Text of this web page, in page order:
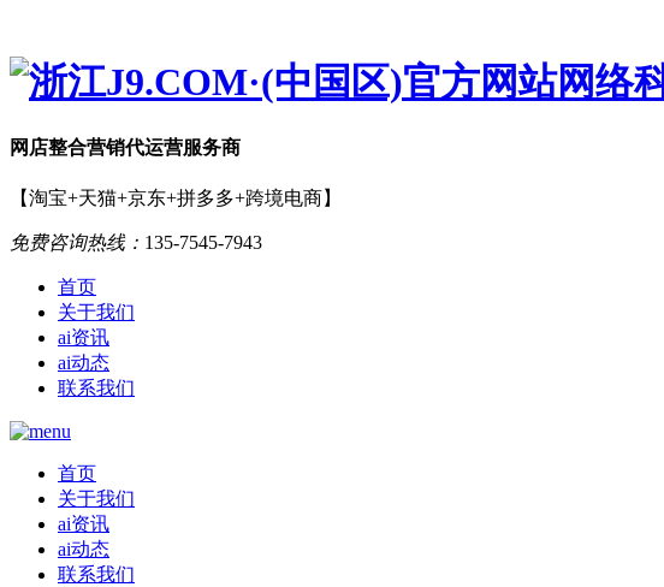
网店整合营销代运营服务商
【淘宝+天猫+京东+拼多多+跨境电商】
免费咨询热线： 135-7545-7943
首页
关于我们
ai资讯
ai动态
联系我们
首页
关于我们
ai资讯
ai动态
联系我们